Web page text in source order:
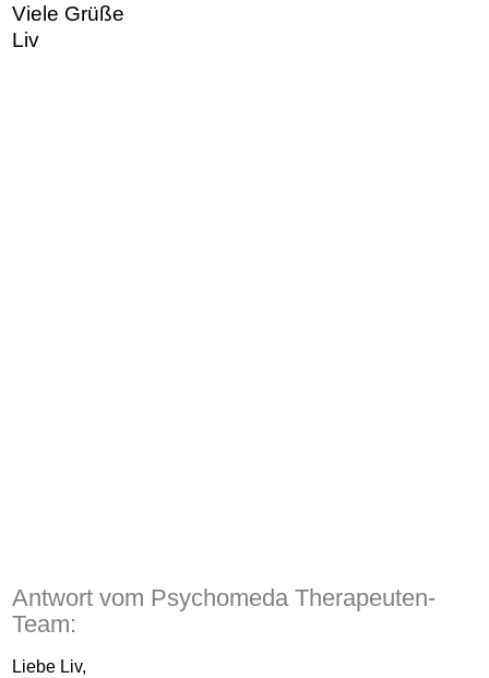
Viele Grüße
Liv
Antwort vom Psychomeda Therapeuten-
Team:
Liebe Liv,